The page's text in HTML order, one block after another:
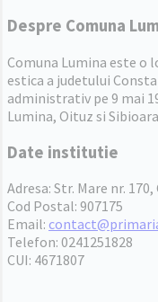
Despre Comuna
Comuna Lumina este
estica a judetului
administrativ pe 9 mai
Lumina, Oituz si
Date institutie
Adresa: Str. Mare nr.
Cod Postal: 907175
Email:
Telefon: 0241251828
CUI: 4671807